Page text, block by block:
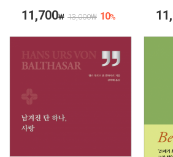
11,700₩ 13,000₩ 10%